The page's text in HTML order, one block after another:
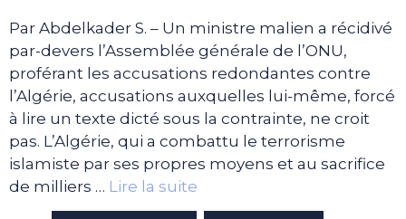
Par Abdelkader S. – Un ministre malien a récidivé
par-devers l’Assemblée générale de l’ONU,
proférant les accusations redondantes contre
l’Algérie, accusations auxquelles lui-même, forcé
à lire un texte dicté sous la contrainte, ne croit
pas. L’Algérie, qui a combattu le terrorisme
islamiste par ses propres moyens et au sacrifice
de milliers … Lire la suite